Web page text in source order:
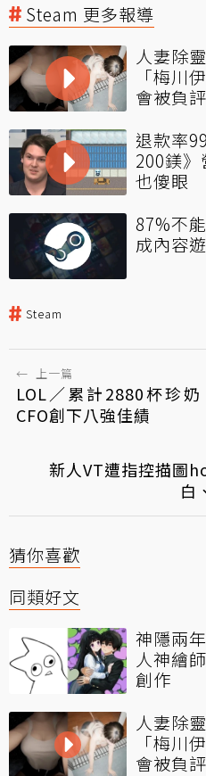
Steam 更多報導
人妻除
「梅川
會被負
退款率
200鎂
也傻眼
87%不
成內容
Steam
← 上一篇
LOL／累計2880杯珍
CFO創下八強佳績
新人VT遭指控描圖
白
猜你喜歡
同類好文
神隱兩
人神繪
創作
人妻除
「梅川
會被負